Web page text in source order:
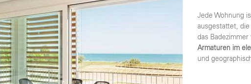
Jede Wohnung
ausgestattet,
das
Armaturen im
und